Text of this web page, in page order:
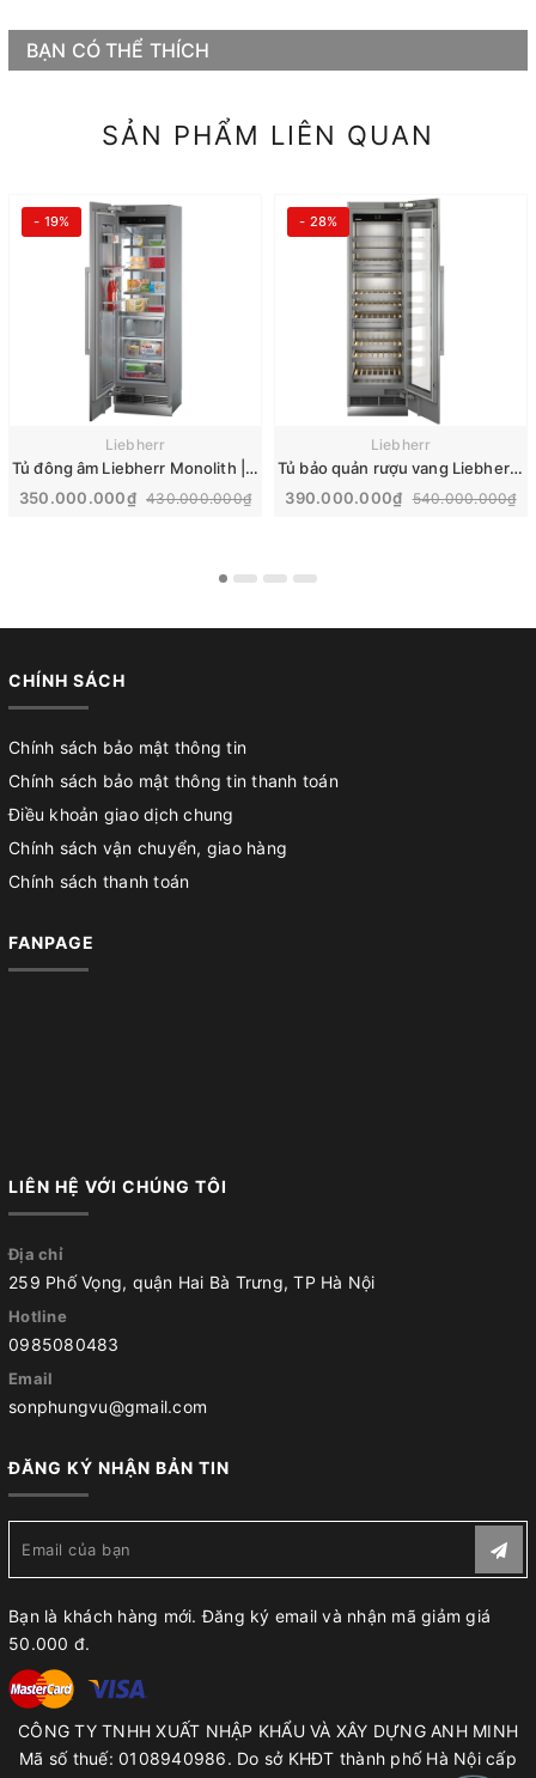
BẠN CÓ THỂ THÍCH
SẢN PHẨM LIÊN QUAN
- 19%
Liebherr
Tủ đông âm Liebherr Monolith | EFNh 9671
350.000.000₫ 430.000.000₫
- 28%
Liebherr
Tủ bảo quản rượu vang Liebherr Monolith | EWT 9275
390.000.000₫ 540.000.000₫
CHÍNH SÁCH
Chính sách bảo mật thông tin
Chính sách bảo mật thông tin thanh toán
Điều khoản giao dịch chung
Chính sách vận chuyển, giao hàng
Chính sách thanh toán
FANPAGE
LIÊN HỆ VỚI CHÚNG TÔI
Địa chỉ
259 Phố Vọng, quận Hai Bà Trưng, TP Hà Nội
Hotline
0985080483
Email
sonphungvu@gmail.com
ĐĂNG KÝ NHẬN BẢN TIN
Bạn là khách hàng mới. Đăng ký email và nhận mã giảm giá
50.000 đ.
CÔNG TY TNHH XUẤT NHẬP KHẨU VÀ XÂY DỰNG ANH MINH
Mã số thuế: 0108940986. Do sở KHĐT thành phố Hà Nội cấp